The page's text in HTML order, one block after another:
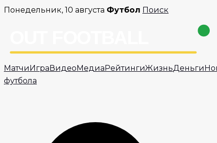
Перейти
Понедельник, 10 августа Футбол Поиск
Матчи Игра Видео Медиа РейтингиЖизньДеньги
футбола